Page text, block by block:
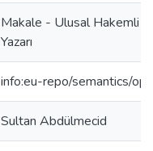
Makale - Ulusal Hakemli
Yazarı
info:eu-repo/semantics/
Sultan Abdülmecid